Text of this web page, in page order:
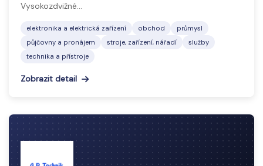
Vysokozdvižné…
elektronika a elektrická zařízení obchod
průmysl
půjčovny a pronájem
stroje, zařízení, nářadí
služby
technika a přístroje
Zobrazit detail